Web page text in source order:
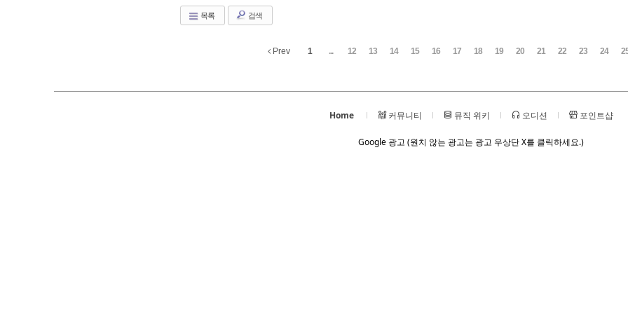
목록 검색
Prev 1 ... 12 13 14 15 16 17 18 19 20 21 22 23 24
Home 커뮤니티 뮤직 위키 오디션 포인트샵
Google 광고 (원치 않는 광고는 광고 우상단 X를 클릭하세요.)